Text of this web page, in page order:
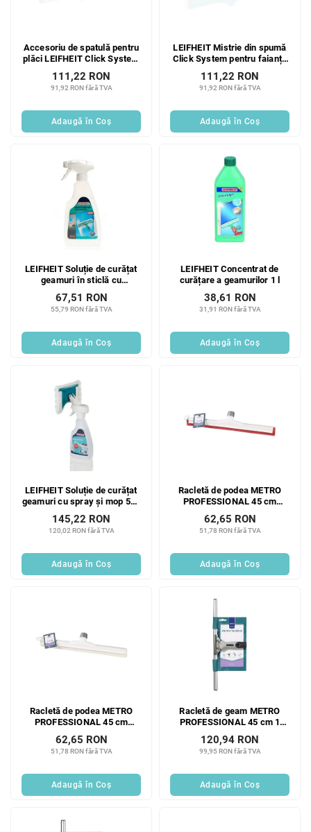
Accesoriu de spatulă pentru
plăci LEIFHEIT Click System
91,92 RON fără TVA
111,22 RON
Adaugă în Coş
LEIFHEIT Mistrie din spumă
Click System pentru faianță
91,92 RON fără TVA
111,22 RON
Adaugă în Coş
LEIFHEIT Soluție de curățat
geamuri în sticlă cu
55,79 RON fără TVA
67,51 RON
Adaugă în Coş
LEIFHEIT Concentrat de
curățare a geamurilor 1 l
31,91 RON fără TVA
38,61 RON
Adaugă în Coş
LEIFHEIT Soluție de curățat
geamuri cu spray și mop 500
120,02 RON fără TVA
145,22 RON
Adaugă în Coş
Racletă de podea METRO
PROFESSIONAL 45 cm
51,78 RON fără TVA
62,65 RON
Adaugă în Coş
Racletă de podea METRO
PROFESSIONAL 45 cm
HACCP albă 1 buc.
51,78 RON fără TVA
62,65 RON
Adaugă în Coş
Racletă de geam METRO
PROFESSIONAL 45 cm 1
buc.
99,95 RON fără TVA
120,94 RON
Adaugă în Coş